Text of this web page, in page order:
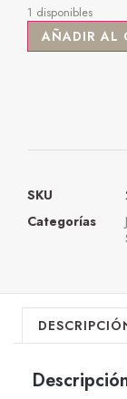
1 disponibles
AÑADIR AL
SKU
Categorías